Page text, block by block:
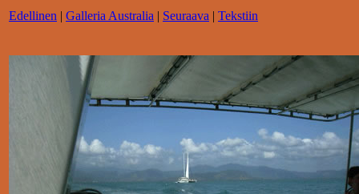
Edellinen | Galleria Australia | Seuraava | Tekstiin